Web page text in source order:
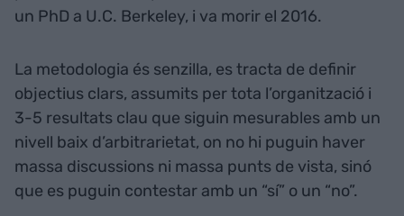
un PhD a U.C. Berkeley, i va morir el 2016.
La metodologia és senzilla, es tracta de definir
objectius clars, assumits per tota l’organització i
3-5 resultats clau que siguin mesurables amb un
nivell baix d’arbitrarietat, on no hi puguin haver
massa discussions ni massa punts de vista, sinó
que es puguin contestar amb un “sí” o un “no”.